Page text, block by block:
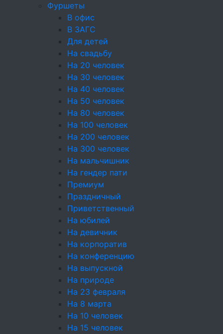
Фуршеты
В офис
В ЗАГС
Для детей
На свадьбу
На 20 человек
На 30 человек
На 40 человек
На 50 человек
На 80 человек
На 100 человек
На 200 человек
На 300 человек
На мальчишник
На гендер пати
Премиум
Праздничный
Приветственный
На юбилей
На девичник
На корпоратив
На конференцию
На выпускной
На природе
На 23 февраля
На 8 марта
На 10 человек
На 15 человек
Мясные нарезки
Горячие закуски
Мини-шашлычки
Блюда от Шеф-повара
Фуршетные наборы
Детское меню
Ритуальный кейтеринг
Услуги и предоплата